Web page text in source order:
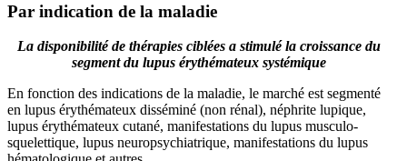
Par indication de la maladie
La disponibilité de thérapies ciblées a stimulé la croissance du
segment du lupus érythémateux systémique
En fonction des indications de la maladie, le marché est segmenté
en lupus érythémateux disséminé (non rénal), néphrite lupique,
lupus érythémateux cutané, manifestations du lupus musculo-
squelettique, lupus neuropsychiatrique, manifestations du lupus